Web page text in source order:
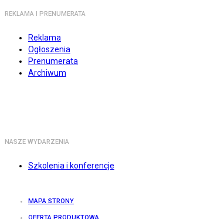
REKLAMA I PRENUMERATA
Reklama
Ogłoszenia
Prenumerata
Archiwum
NASZE WYDARZENIA
Szkolenia i konferencje
MAPA STRONY